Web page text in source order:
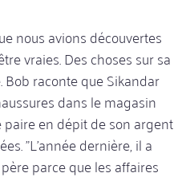
nous avions découvertes
vraies. Des choses sur sa
raconte que Sikandar
dans le magasin
en dépit de son argent
"L'année dernière, il a
parce que les affaires